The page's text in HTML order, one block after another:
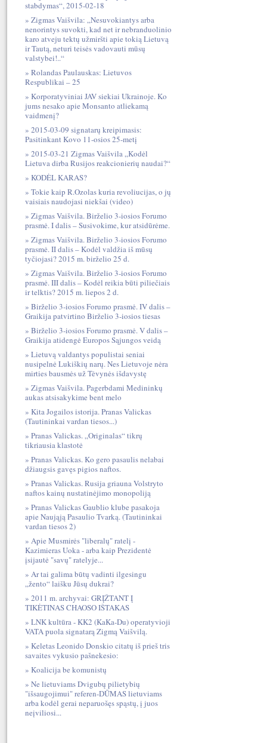
stabdymas“, 2015-02-18
Zigmas Vaišvila: „Nesuvokiantys arba
nenorintys suvokti, kad net ir nebranduolinio
karo atveju tektų užmiršti apie tokią Lietuvą
ir Tautą, neturi teisės vadovauti mūsų
valstybei!..“
Rolandas Paulauskas: Lietuvos
Respublikai – 25
Korporatyviniai JAV siekiai Ukrainoje. Ko
jums nesako apie Monsanto atliekamą
vaidmenį?
2015-03-09 signatarų kreipimasis:
Pasitinkant Kovo 11-osios 25-metį
2015-03-21 Zigmas Vaišvila „Kodėl
Lietuva dirba Rusijos reakcionierių naudai?“
KODĖL KARAS?
Tokie kaip R.Ozolas kuria revoliucijas, o jų
vaisiais naudojasi niekšai (video)
Zigmas Vaišvila. Birželio 3-iosios Forumo
prasmė. I dalis – Susivokime, kur atsidūrėme.
Zigmas Vaišvila. Birželio 3-iosios Forumo
prasmė. II dalis – Kodėl valdžia iš mūsų
tyčiojasi? 2015 m. birželio 25 d.
Zigmas Vaišvila. Birželio 3-iosios Forumo
prasmė. III dalis – Kodėl reikia būti piliečiais
ir telktis? 2015 m. liepos 2 d.
Birželio 3-iosios Forumo prasmė. IV dalis –
Graikija patvirtino Birželio 3-iosios tiesas
Birželio 3-iosios Forumo prasmė. V dalis –
Graikija atidengė Europos Sąjungos veidą
Lietuvą valdantys populistai seniai
nusipelnė Lukiškių narų. Nes Lietuvoje nėra
mirties bausmės už Tėvynės išdavystę
Zigmas Vaišvila. Pagerbdami Medininkų
aukas atsisakykime bent melo
Kita Jogailos istorija. Pranas Valickas
(Tautininkai vardan tiesos...)
Pranas Valickas. „Originalas“ tikrų
tikriausia klastotė
Pranas Valickas. Ko gero pasaulis nelabai
džiaugsis gavęs pigios naftos.
Pranas Valickas. Rusija griauna Volstryto
naftos kainų nustatinėjimo monopoliją
Pranas Valickas Gaublio klube pasakoja
apie Naująją Pasaulio Tvarką. (Tautininkai
vardan tiesos 2)
Apie Musmirės "liberalų" ratelį -
Kazimieras Uoka - arba kaip Prezidentė
įsijautė "savų" ratelyje...
Ar tai galima būtų vadinti ilgesingu
„žento“ laišku Jūsų dukrai?
2011 m. archyvai: GRĮŽTANT Į
TIKĖTINAS CHAOSO IŠTAKAS
LNK kultūra - KK2 (KaKa-Du) operatyvioji
VATA puola signatarą Zigmą Vaišvilą.
Keletas Leonido Donskio citatų iš prieš tris
savaites vykusio pašnekesio:
Koalicija be komunistų
Ne lietuviams Dvigubų pilietybių
"išsaugojimui" referen-DŪMAS lietuviams
arba kodėl gerai neparuošęs spąstų, į juos
neįviliosi...